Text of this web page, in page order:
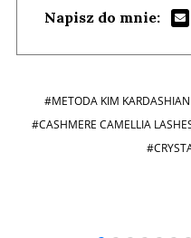
Napisz do mnie:
#METODA KIM KARDASHIAN
#CASHMERE CAMELLIA